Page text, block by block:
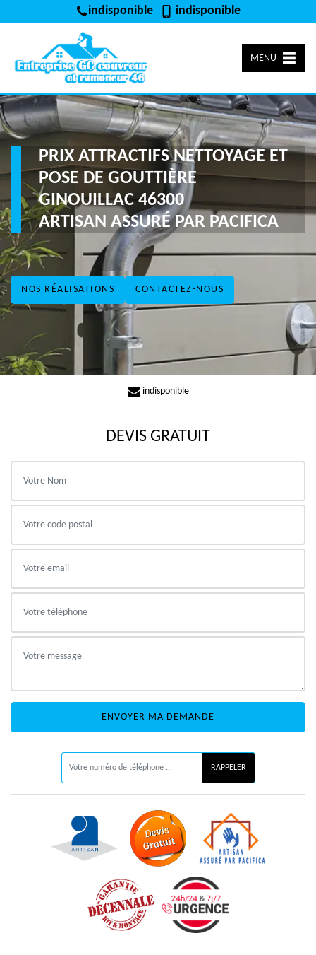
indisponible indisponible
MENU
NOS RÉALISATIONS CONTACTEZ-NOUS
PRIX ATTRACTIFS NETTOYAGE ET
POSE DE GOUTTIÈRE
GINOUILLAC 46300
ARTISAN ASSURÉ PAR PACIFICA
indisponible
DEVIS GRATUIT